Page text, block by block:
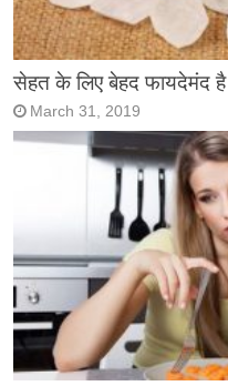
सेहत के लिए बेहद फायदेमंद है
March 31, 2019